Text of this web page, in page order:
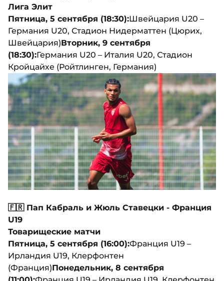
Лига Элит
Пятница, 5 сентября (18:30):Швейцария U20 –
Германия U20, Стадион Нидерматтен (Цюрих,
Швейцария)Вторник, 9 сентября
(18:30):Германия U20 – Италия U20, Стадион
Кройцайхе (Ройтлинген, Германия)
🇫🇷 Пап Кабраль и Жюль Ставецки - Франция
U19
Товарищеские матчи
Пятница, 5 сентября (16:00):Франция U19 –
Ирландия U19, Клерфонтен
(Франция)Понедельник, 8 сентября